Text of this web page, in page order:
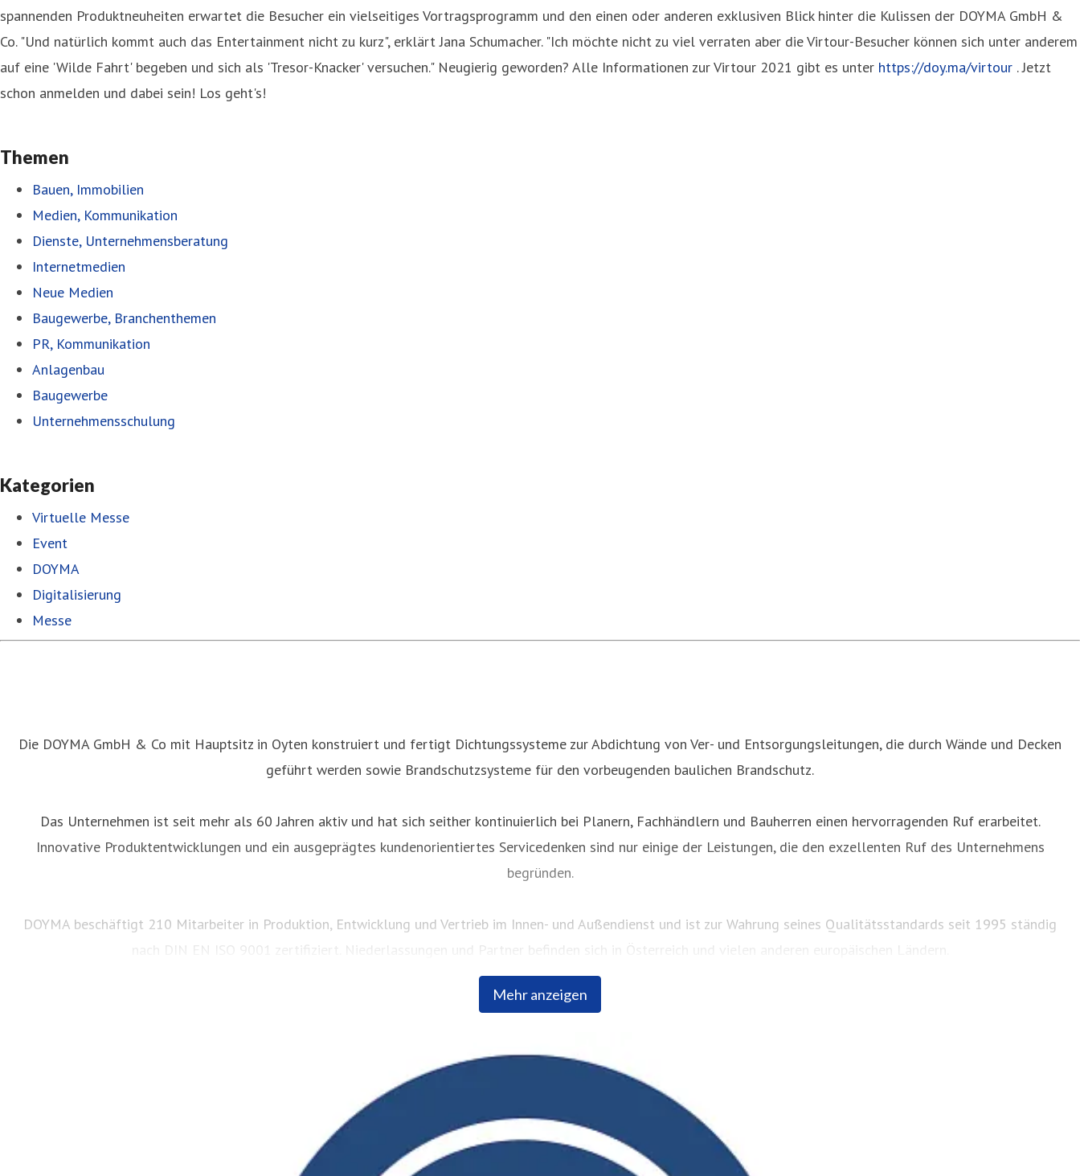
spannenden Produktneuheiten erwartet die Besucher ein vielseitiges Vortragsprogramm und den einen oder anderen exklusiven Blick hinter die Kulissen der DOYMA GmbH &
Co. "Und natürlich kommt auch das Entertainment nicht zu kurz", erklärt Jana Schumacher. "Ich möchte nicht zu viel verraten aber die Virtour-Besucher können sich unter anderem
auf eine 'Wilde Fahrt' begeben und sich als 'Tresor-Knacker' versuchen." Neugierig geworden? Alle Informationen zur Virtour 2021 gibt es unter https://doy.ma/virtour . Jetzt
schon anmelden und dabei sein! Los geht's!
Themen
Bauen, Immobilien
Medien, Kommunikation
Dienste, Unternehmensberatung
Internetmedien
Neue Medien
Baugewerbe, Branchenthemen
PR, Kommunikation
Anlagenbau
Baugewerbe
Unternehmensschulung
Kategorien
Virtuelle Messe
Event
DOYMA
Digitalisierung
Messe
Die DOYMA GmbH & Co mit Hauptsitz in Oyten konstruiert und fertigt Dichtungssysteme zur Abdichtung von Ver- und Entsorgungsleitungen, die durch Wände und Decken
geführt werden sowie Brandschutzsysteme für den vorbeugenden baulichen Brandschutz.
Das Unternehmen ist seit mehr als 60 Jahren aktiv und hat sich seither kontinuierlich bei Planern, Fachhändlern und Bauherren einen hervorragenden Ruf erarbeitet.
Innovative Produktentwicklungen und ein ausgeprägtes kundenorientiertes Servicedenken sind nur einige der Leistungen, die den exzellenten Ruf des Unternehmens
begründen.
DOYMA beschäftigt 210 Mitarbeiter in Produktion, Entwicklung und Vertrieb im Innen- und Außendienst und ist zur Wahrung seines Qualitätsstandards seit 1995 ständig
nach DIN EN ISO 9001 zertifiziert. Niederlassungen und Partner befinden sich in Österreich und vielen anderen europäischen Ländern.
Mehr anzeigen